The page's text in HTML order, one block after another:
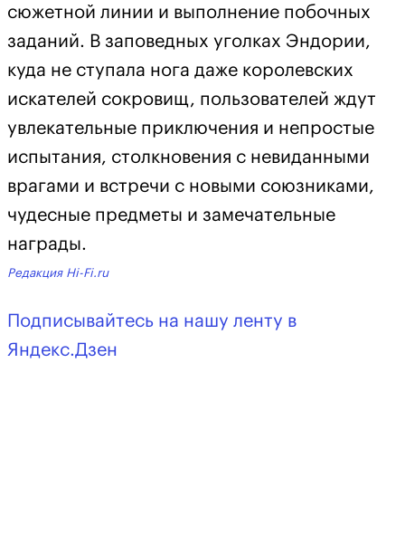
сюжетной линии и выполнение побочных
заданий. В заповедных уголках Эндории,
куда не ступала нога даже королевских
искателей сокровищ, пользователей ждут
увлекательные приключения и непростые
испытания, столкновения с невиданными
врагами и встречи с новыми союзниками,
чудесные предметы и замечательные
награды.
Редакция Hi-Fi.ru
Подписывайтесь на нашу ленту в
Яндекс.Дзен